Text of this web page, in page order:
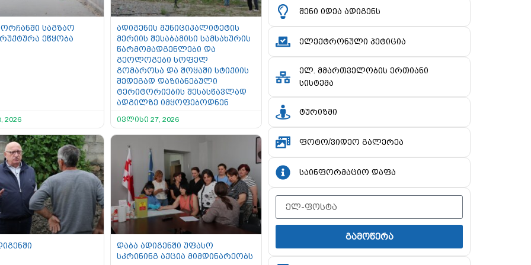
საგზაო
ეწყობა
2026
ადიგენის მუნიციპალიტეტის
მერიის შესაბამისი სამსახურის
წარმომადგენლები და
გეოლოგები სოფელ
გომაროსა და შოყაში სტიქიის
შედეგად დაზიანებული
ტერიტორიების შესასწავლად
ადგილზე იმყოფებოდნენ
ივლისი 27, 2026
დაბა ადიგენში უფასო
სკრინინგ აქცია მიმდინარეობს
შენი იდეა ადიგენს
ელექტრონული პეტიცია
ელ. მმართველობის ერთიანი
სისტემა
ტურიზმი
ფოტო/ვიდეო გალერეა
საინფორმაციო დაფა
გამოწერა